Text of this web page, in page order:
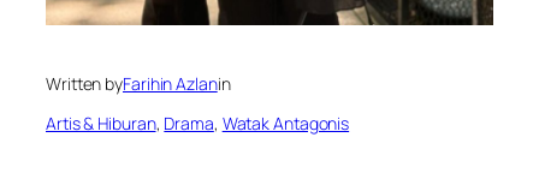
Written byFarihin Azlanin
Artis & Hiburan, Drama, Watak Antagonis